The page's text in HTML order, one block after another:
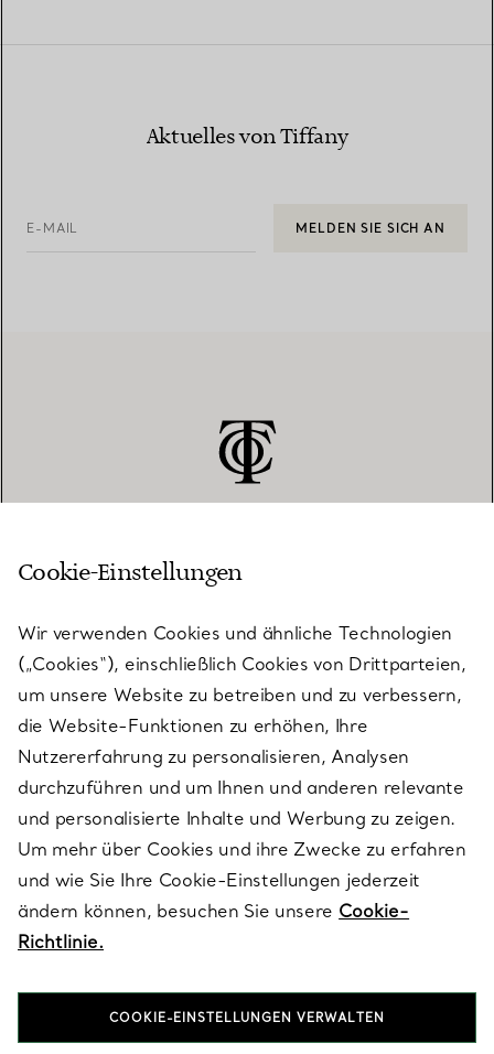
Aktuelles von Tiffany
E-MAIL MELDEN SIE SICH AN
KUNDENSERVICE
SERVICES
ÜBER TIFFANY & CO.
RECHTLICHE HINWEISE
FOLGEN SIE UNS
Cookie-Einstellungen
Wir verwenden Cookies und ähnliche Technologien
(„Cookies“), einschließlich Cookies von Drittparteien,
um unsere Website zu betreiben und zu verbessern,
die Website-Funktionen zu erhöhen, Ihre
Nutzererfahrung zu personalisieren, Analysen
durchzuführen und um Ihnen und anderen relevante
und personalisierte Inhalte und Werbung zu zeigen.
Um mehr über Cookies und ihre Zwecke zu erfahren
und wie Sie Ihre Cookie-Einstellungen jederzeit
ändern können, besuchen Sie unsere Cookie-
Richtlinie.
COOKIE-EINSTELLUNGEN VERWALTEN